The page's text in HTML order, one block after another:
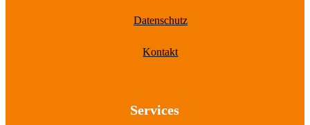
Datenschutz
Kontakt
Services